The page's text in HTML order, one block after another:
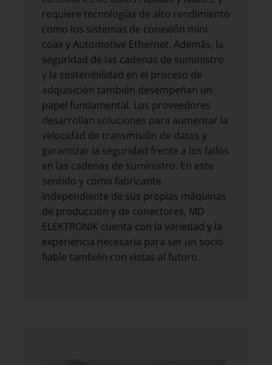
requiere tecnologías de alto rendimiento
como los sistemas de conexión mini
coax y Automotive Ethernet. Además, la
seguridad de las cadenas de suministro
y la sostenibilidad en el proceso de
adquisición también desempeñan un
papel fundamental. Los proveedores
desarrollan soluciones para aumentar la
velocidad de transmisión de datos y
garantizar la seguridad frente a los fallos
en las cadenas de suministro. En este
sentido y como fabricante
independiente de sus propias máquinas
de producción y de conectores, MD
ELEKTRONIK cuenta con la variedad y la
experiencia necesaria para ser un socio
fiable también con vistas al futuro.